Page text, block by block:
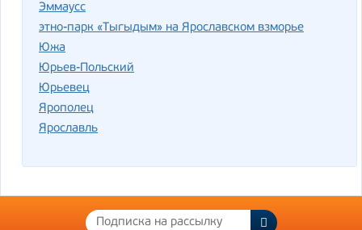
Эммаусс
этно-парк «Тыгыдым» на Ярославском взморье
Южа
Юрьев-Польский
Юрьевец
Ярополец
Ярославль